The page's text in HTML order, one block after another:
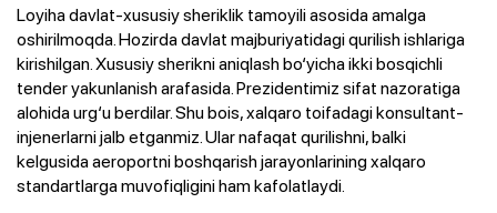
Loyiha davlat-xususiy sheriklik tamoyili asosida amalga
oshirilmoqda. Hozirda davlat majburiyatidagi qurilish ishlariga
kirishilgan. Xususiy sherikni aniqlash bo‘yicha ikki bosqichli
tender yakunlanish arafasida. Prezidentimiz sifat nazoratiga
alohida urg‘u berdilar. Shu bois, xalqaro toifadagi konsultant-
injenerlarni jalb etganmiz. Ular nafaqat qurilishni, balki
kelgusida aeroportni boshqarish jarayonlarining xalqaro
standartlarga muvofiqligini ham kafolatlaydi.